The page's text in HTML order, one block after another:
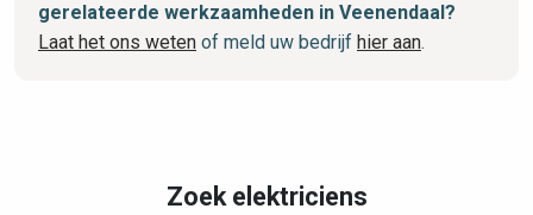
gerelateerde werkzaamheden in Veenendaal?
Laat het ons weten of meld uw bedrijf hier aan.
Zoek elektriciens